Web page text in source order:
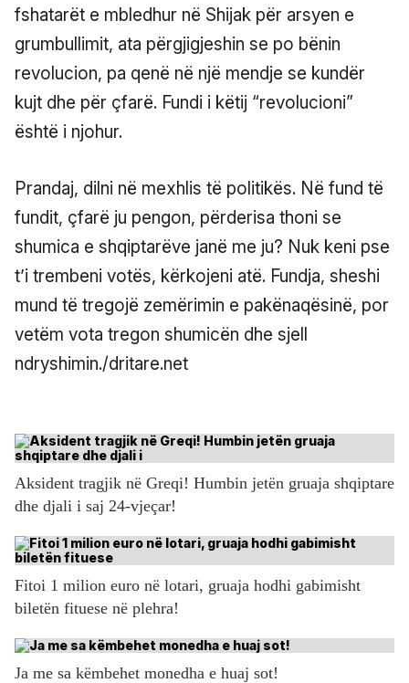
fshatarët e mbledhur në Shijak për arsyen e
grumbullimit, ata përgjigjeshin se po bënin
revolucion, pa qenë në një mendje se kundër
kujt dhe për çfarë. Fundi i këtij “revolucioni”
është i njohur.
Prandaj, dilni në mexhlis të politikës. Në fund të
fundit, çfarë ju pengon, përderisa thoni se
shumica e shqiptarëve janë me ju? Nuk keni pse
t’i trembeni votës, kërkojeni atë. Fundja, sheshi
mund të tregojë zemërimin e pakënaqësinë, por
vetëm vota tregon shumicën dhe sjell
ndryshimin./dritare.net
Aksident tragjik në Greqi! Humbin jetën gruaja shqiptare
dhe djali i saj 24-vjeçar!
Fitoi 1 milion euro në lotari, gruaja hodhi gabimisht
biletën fituese në plehra!
Ja me sa këmbehet monedha e huaj sot!